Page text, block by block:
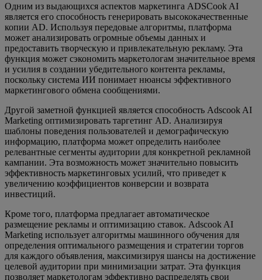
Одним из выдающихся аспектов маркетинга ADSCook AI
является его способность генерировать высококачественные
копии AD. Используя передовые алгоритмы, платформа
может анализировать огромные объемы данных и
предоставить творческую и привлекательную рекламу. Эта
функция может сэкономить маркетологам значительное время
и усилия в создании убедительного контента рекламы,
поскольку система ИИ понимает нюансы эффективного
маркетингового обмена сообщениями.
Другой заметной функцией является способность Adscook AI
Marketing оптимизировать таргетинг AD. Анализируя
шаблоны поведения пользователей и демографическую
информацию, платформа может определить наиболее
релевантные сегменты аудитории для конкретной рекламной
кампании. Эта возможность может значительно повысить
эффективность маркетинговых усилий, что приведет к
увеличению коэффициентов конверсии и возврата
инвестиций.
Кроме того, платформа предлагает автоматическое
размещение рекламы и оптимизацию ставок. Adscook AI
Marketing использует алгоритмы машинного обучения для
определения оптимального размещения и стратегии торгов
для каждого объявления, максимизируя шансы на достижение
целевой аудитории при минимизации затрат. Эта функция
позволяет маркетологам эффективно распределять свои